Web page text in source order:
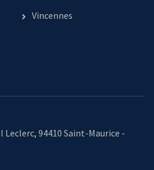
Vincennes
Leclerc, 94410 Saint-Maurice -